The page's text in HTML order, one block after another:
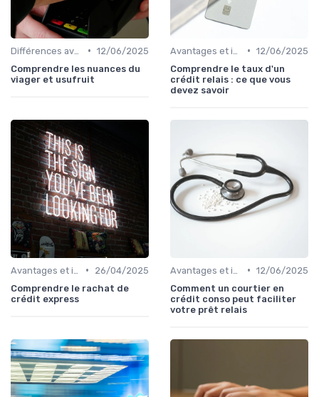
• 12/06/2025
Comprendre les nuances du
viager et usufruit
• 12/06/2025
Comprendre le taux d'un
crédit relais : ce que vous
devez savoir
•
26/04/2025
Comprendre le rachat de
crédit express
• 12/06/2025
Comment un courtier en
crédit conso peut faciliter
votre prêt relais